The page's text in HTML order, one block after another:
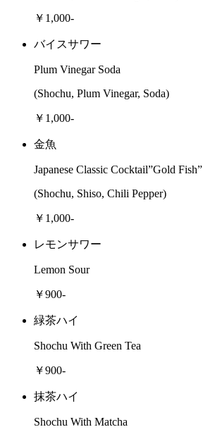
￥1,000-
バイスサワー
Plum Vinegar Soda
(Shochu, Plum Vinegar, Soda)
￥1,000-
金魚
Japanese Classic Cocktail”Gold Fish”
(Shochu, Shiso, Chili Pepper)
￥1,000-
レモンサワー
Lemon Sour
￥900-
緑茶ハイ
Shochu With Green Tea
￥900-
抹茶ハイ
Shochu With Matcha